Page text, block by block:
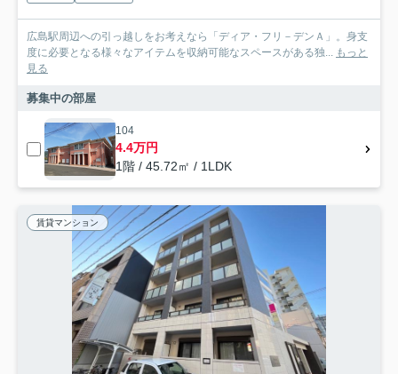
広島駅周辺への引っ越しをお考えなら「ディア・フリ－デンＡ」。身支
度に必要となる様々なアイテムを収納可能なスペースがある独... もっと
見る
募集中の部屋
104
4.4万円
1階 / 45.72㎡ / 1LDK
賃貸マンション